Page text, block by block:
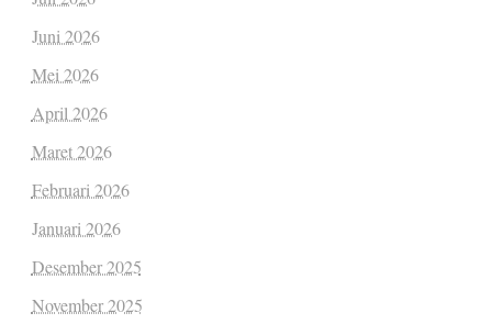
Juni 2026
Mei 2026
April 2026
Maret 2026
Februari 2026
Januari 2026
Desember 2025
November 2025